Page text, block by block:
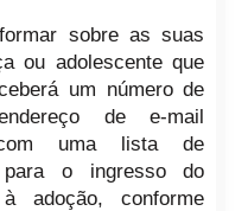
sobre as suas
ou adolescente que
um número de
de e-mail
com uma lista de
para o ingresso do
adoção, conforme